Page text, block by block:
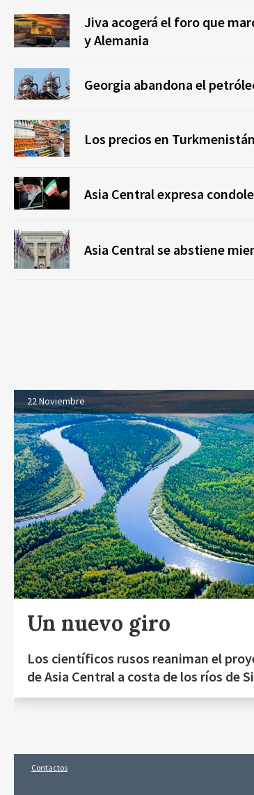
Jiva acogerá el foro que
y Alemania
Georgia abandona el
Los precios en
Asia Central expresa
Asia Central se abstiene
22 Noviembre
Un nuevo giro
Los científicos rusos reaniman el
de Asia Central a costa de los ríos de
Contactos